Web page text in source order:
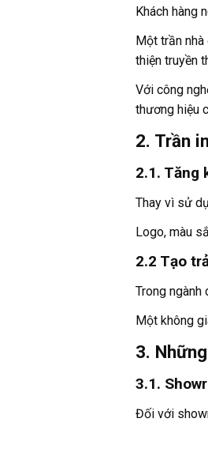
Khách hàng
Một trần
thiện truyền
Với công
thương hiệu
2. Trần
2.1. Tăng
Thay vì sử
Logo, màu
2.2 Tạo
Trong ngành
Một không
3.
3.1.
Đối với